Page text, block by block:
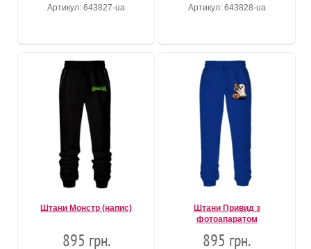
Артикул: 643827-ua Артикул: 643828-ua
Штани Монстр (напис)
895 грн.
Штани Привид з
фотоапаратом
895 грн.